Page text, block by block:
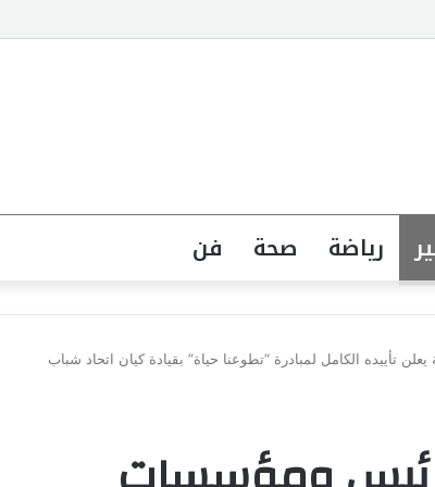
لخطاب الكراهية تبدأ بتشريع واضح ووعي مجتمعي
رياضة صحة فن
تأييده الكامل لمبادرة “تطوعنا حياة” بقيادة كيان اتحاد شباب